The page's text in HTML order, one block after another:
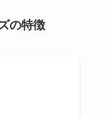
の特徴